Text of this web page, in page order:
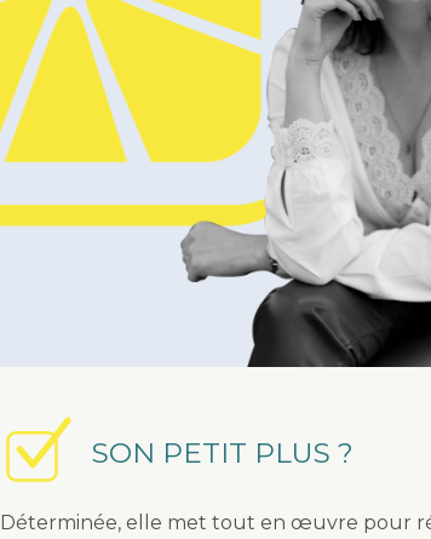
SON PETIT PLUS ?
Déterminée, elle met tout en œuvre pour